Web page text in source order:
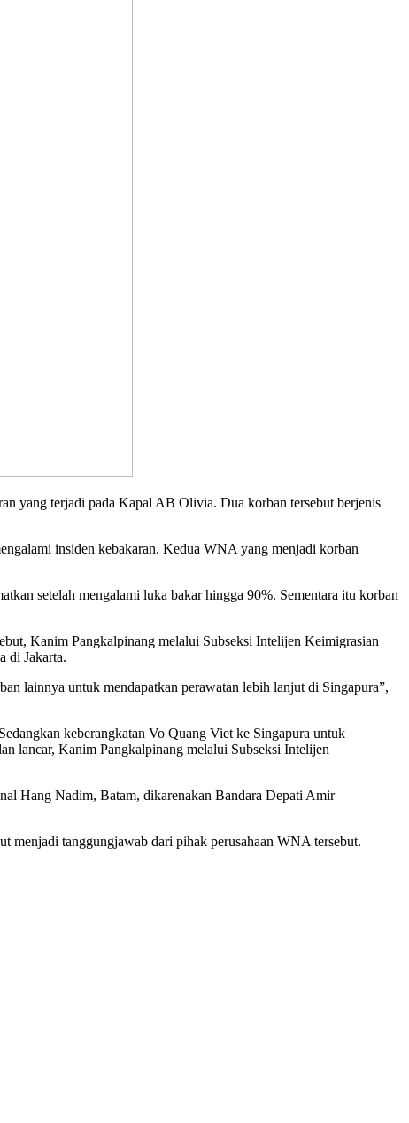
yang terjadi pada Kapal AB Olivia. Dua korban tersebut berjenis
insiden kebakaran. Kedua WNA yang menjadi korban
setelah mengalami luka bakar hingga 90%. Sementara itu korban
Kanim Pangkalpinang melalui Subseksi Intelijen Keimigrasian
di Jakarta.
lainnya untuk mendapatkan perawatan lebih lanjut di Singapura”,
keberangkatan Vo Quang Viet ke Singapura untuk
lancar, Kanim Pangkalpinang melalui Subseksi Intelijen
Hang Nadim, Batam, dikarenakan Bandara Depati Amir
menjadi tanggungjawab dari pihak perusahaan WNA tersebut.